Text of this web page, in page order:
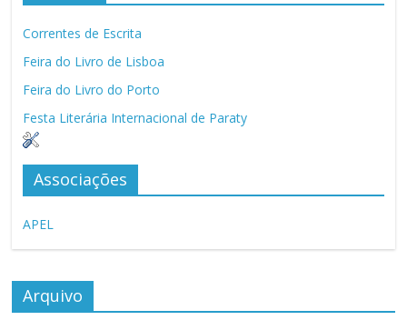
Correntes de Escrita
Feira do Livro de Lisboa
Feira do Livro do Porto
Festa Literária Internacional de Paraty
Associações
APEL
Arquivo